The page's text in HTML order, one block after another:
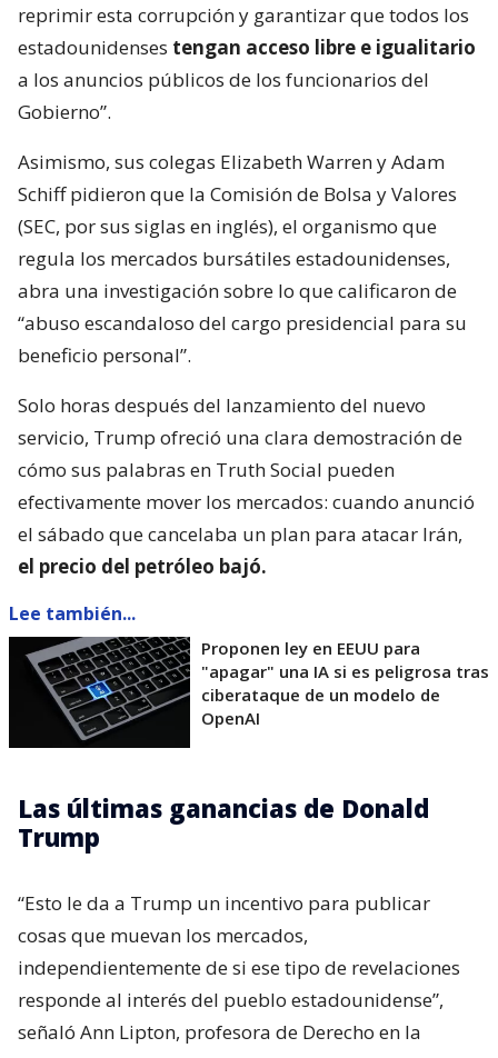
reprimir esta corrupción y garantizar que todos los
estadounidenses tengan acceso libre e igualitario
a los anuncios públicos de los funcionarios del
Gobierno”.
Asimismo, sus colegas Elizabeth Warren y Adam
Schiff pidieron que la Comisión de Bolsa y Valores
(SEC, por sus siglas en inglés), el organismo que
regula los mercados bursátiles estadounidenses,
abra una investigación sobre lo que calificaron de
“abuso escandaloso del cargo presidencial para su
beneficio personal”.
Solo horas después del lanzamiento del nuevo
servicio, Trump ofreció una clara demostración de
cómo sus palabras en Truth Social pueden
efectivamente mover los mercados: cuando anunció
el sábado que cancelaba un plan para atacar Irán,
el precio del petróleo bajó.
Lee también...
Proponen ley en EEUU para
"apagar" una IA si es peligrosa tras
ciberataque de un modelo de
OpenAI
Las últimas ganancias de Donald
Trump
“Esto le da a Trump un incentivo para publicar
cosas que muevan los mercados,
independientemente de si ese tipo de revelaciones
responde al interés del pueblo estadounidense”,
señaló Ann Lipton, profesora de Derecho en la